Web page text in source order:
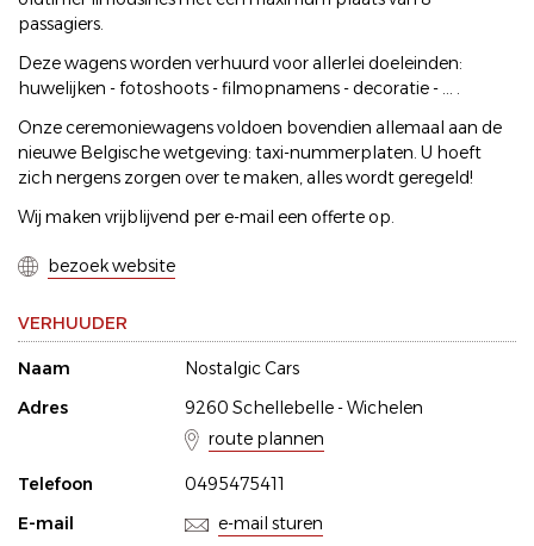
passagiers.
Deze wagens worden verhuurd voor allerlei doeleinden:
huwelijken - fotoshoots - filmopnamens - decoratie - ... .
Onze ceremoniewagens voldoen bovendien allemaal aan de
nieuwe Belgische wetgeving: taxi-nummerplaten. U hoeft
zich nergens zorgen over te maken, alles wordt geregeld!
Wij maken vrijblijvend per e-mail een offerte op.
bezoek website
VERHUUDER
Naam
Nostalgic Cars
Adres
9260 Schellebelle - Wichelen
route plannen
Telefoon
0495475411
E-mail
e-mail sturen